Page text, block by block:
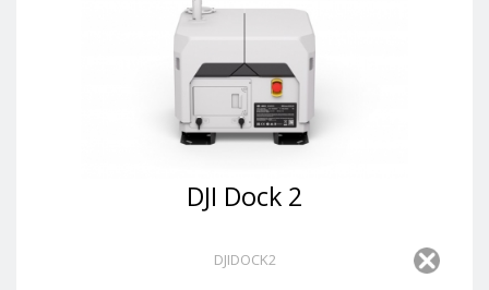
DJI Dock 2
DJIDOCK2